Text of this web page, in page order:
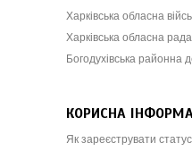
Харківська обласна
Харківська обласна рада
Богодухівська районна
КОРИСНА
Як зареєструвати